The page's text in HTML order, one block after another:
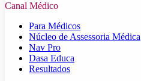
Canal Médico
Para Médicos
Núcleo de Assessoria Médica
Nav Pro
Dasa Educa
Resultados